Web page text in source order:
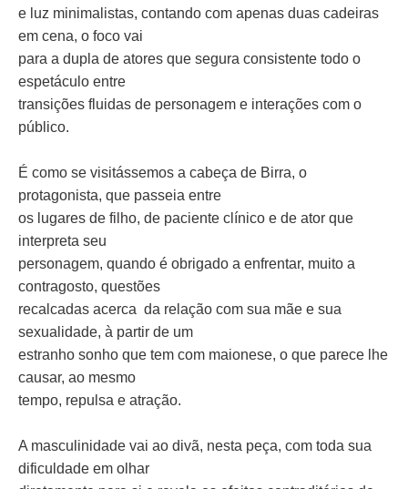
e luz minimalistas, contando com apenas duas cadeiras
em cena, o foco vai
para a dupla de atores que segura consistente todo o
espetáculo entre
transições fluidas de personagem e interações com o
público.
É como se visitássemos a cabeça de Birra, o
protagonista, que passeia entre
os lugares de filho, de paciente clínico e de ator que
interpreta seu
personagem, quando é obrigado a enfrentar, muito a
contragosto, questões
recalcadas acerca da relação com sua mãe e sua
sexualidade, à partir de um
estranho sonho que tem com maionese, o que parece lhe
causar, ao mesmo
tempo, repulsa e atração.
A masculinidade vai ao divã, nesta peça, com toda sua
dificuldade em olhar